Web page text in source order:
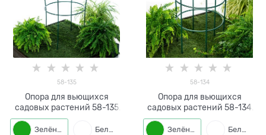
58-135
Опора для вьющихся
садовых растений 58-135
металлическая круглая
h=99 см
Зелёный Белый
58-134
Опора для вьющихся
садовых растений 58-134
металлическая круглая
h=84 см
Зелёный Белый